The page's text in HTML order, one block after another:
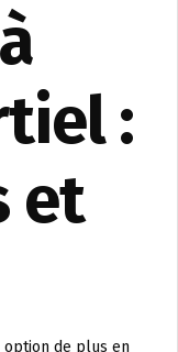
:
et
de plus en